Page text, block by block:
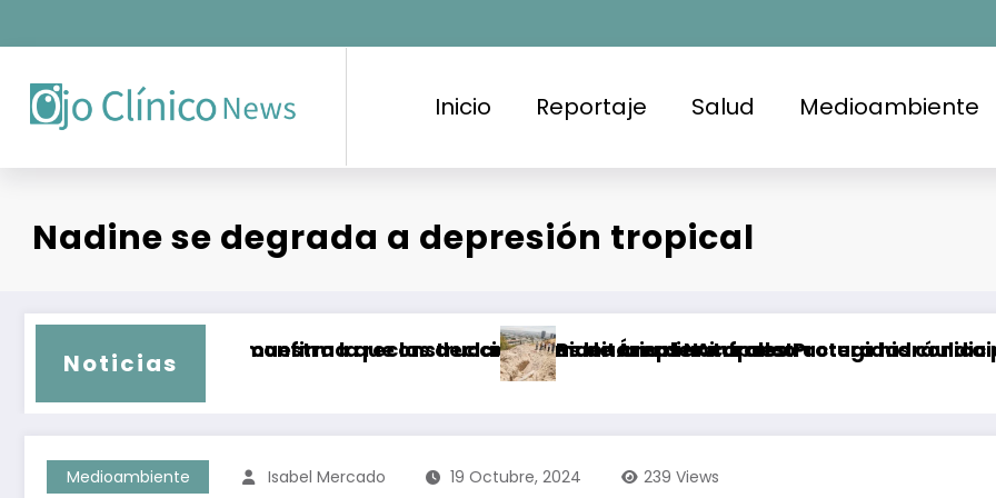
al
Inicio Reportaje Salud Medioambiente
Nadine se degrada a depresión tropical
Noticias
muestra la reconstrucción comunitaria de Acapulco
Corte confirma que las declaratorias de Áreas Naturales Protegidas condiciona su
Piden ampliar infraestructura hidráulica para
Supera
Medioambiente Isabel Mercado 19 Octubre, 2024 239 Views